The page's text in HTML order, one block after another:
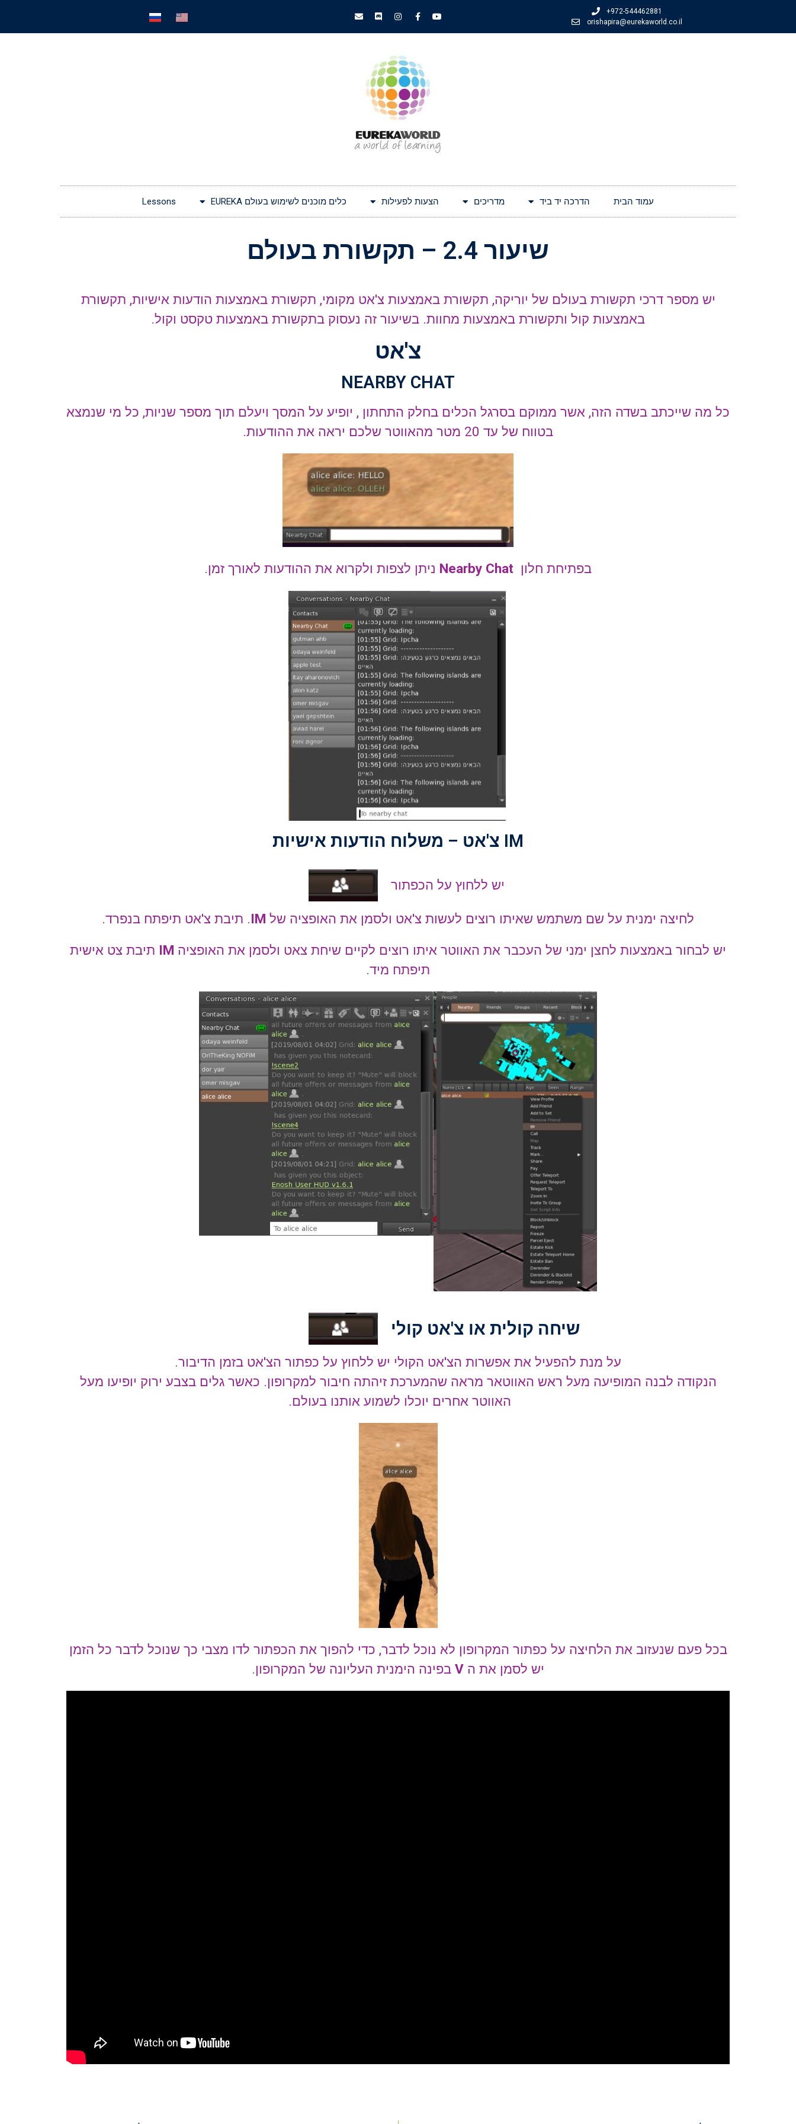
+972-544462881
orishapira@eurekaworld.co.il
עמוד הבית הדרכה יד ביד מדריכים הצעות לפעילות כלים מוכנים לשימוש בעולם EUREKA Lessons
שיעור 2.4 – תקשורת בעולם
יש מספר דרכי תקשורת בעולם של יוריקה, תקשורת באמצעות צ'אט מקומי, תקשורת באמצעות הודעות אישיות, תקשורת
באמצעות קול ותקשורת באמצעות מחוות. בשיעור זה נעסוק בתקשורת באמצעות טקסט וקול.
צ'אט
NEARBY CHAT
כל מה שייכתב בשדה הזה, אשר ממוקם בסרגל הכלים בחלק התחתון , יופיע על המסך ויעלם תוך מספר שניות, כל מי שנמצא
בטווח של עד 20 מטר מהאווטר שלכם יראה את ההודעות.
בפתיחת חלון ניתן לצפות ולקרוא את ההודעות לאורך זמן.
IM צ'אט – משלוח הודעות אישיות
יש ללחוץ על הכפתור
לחיצה ימנית על שם משתמש שאיתו רוצים לעשות צ'אט ולסמן את האופציה של IM. תיבת צ'אט תיפתח בנפרד.
יש לבחור באמצעות לחצן ימני של העכבר את האווטר איתו רוצים לקיים שיחת צאט ולסמן את האופציה IM תיבת צט אישית
תיפתח מיד.
שיחה קולית או צ'אט קולי
על מנת להפעיל את אפשרות הצ'אט הקולי יש ללחוץ על כפתור הצ'אט בזמן הדיבור.
הנקודה לבנה המופיעה מעל ראש האווטאר מראה שהמערכת זיהתה חיבור למקרופון. כאשר גלים בצבע ירוק יופיעו מעל
האווטר אחרים יוכלו לשמוע אותנו בעולם.
בכל פעם שנעזוב את הלחיצה על כפתור המקרופון לא נוכל לדבר, כדי להפוך את הכפתור לדו מצבי כך שנוכל לדבר כל הזמן
יש לסמן את ה V בפינה הימנית העליונה של המקרופון.